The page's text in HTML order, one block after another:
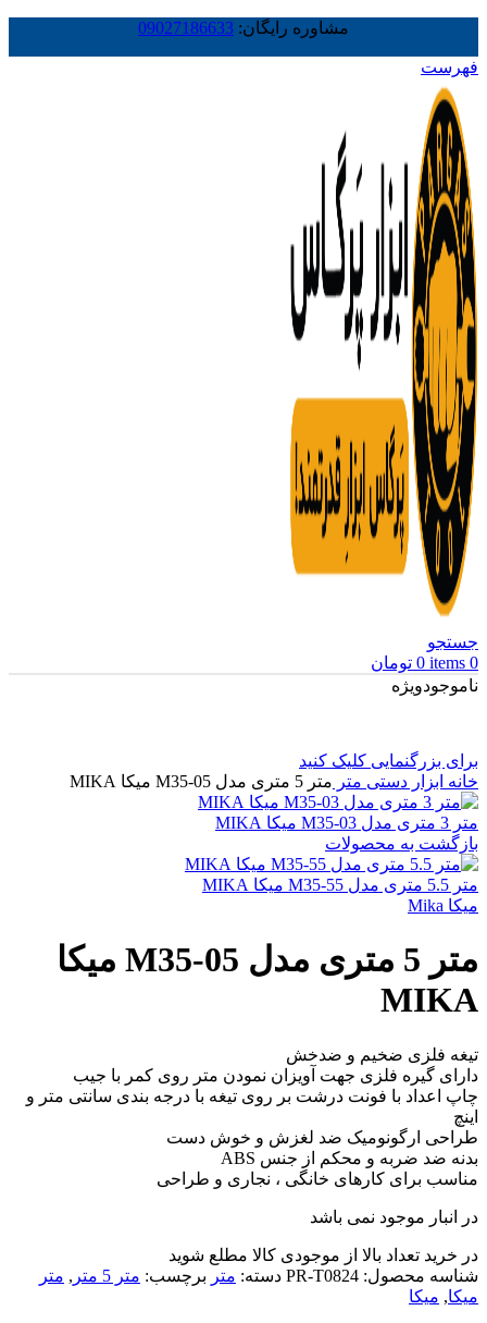
مشاوره رایگان: 09027186633
فهرست
جستجو
0
items
0 تومان
ناموجودویژه
برای بزرگنمایی کلیک کنید
خانه ابزار دستی متر متر 5 متری مدل M35-05 میکا MIKA
متر 3 متری مدل M35-03 میکا MIKA
بازگشت به محصولات
متر 5.5 متری مدل M35-55 میکا MIKA
میکا Mika
متر 5 متری مدل M35-05 میکا
MIKA
تیغه فلزی ضخیم و ضدخش
دارای گیره فلزی جهت آویزان نمودن متر روی کمر با جیب
چاپ اعداد با فونت درشت بر روی تیغه با درجه بندی سانتی متر و
اینچ
طراحی ارگونومیک ضد لغزش و خوش دست
بدنه ضد ضربه و محکم از جنس ABS
مناسب برای کارهای خانگی ، نجاری و طراحی
در انبار موجود نمی باشد
در خرید تعداد بالا از موجودی کالا مطلع شوید
شناسه محصول: PR-T0824 دسته: متر برچسب: متر 5 متر , متر
میکا, میکا